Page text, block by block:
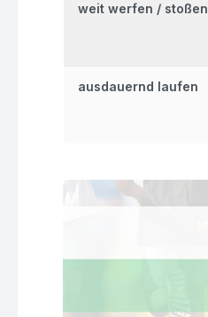
weit werfen / stoßen
ausdauernd laufen